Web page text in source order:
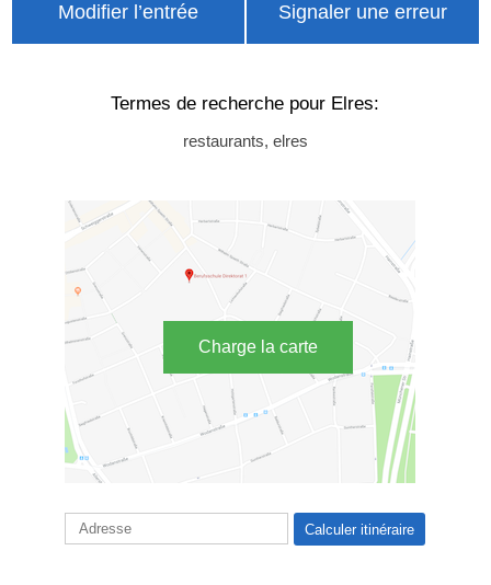
Modifier l’entrée Signaler une erreur
Termes de recherche pour Elres:
restaurants, elres
Charge la carte